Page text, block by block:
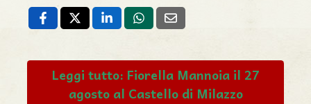
Leggi tutto: Fiorella Mannoia il 27
agosto al Castello di Milazzo